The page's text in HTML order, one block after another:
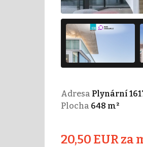
Adresa Plynární
Plocha 648 m²
20,50 EUR za